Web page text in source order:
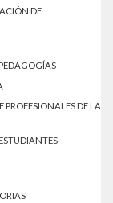
DE
PROFESIONALES DE LA